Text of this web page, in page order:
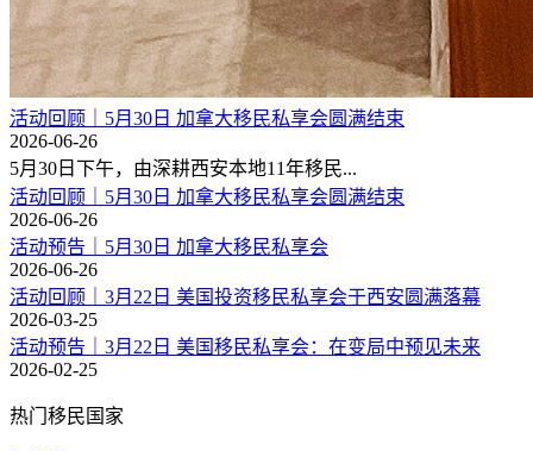
活动回顾｜5月30日 加拿大移民私享会圆满结束
2026-06-26
5月30日下午，由深耕西安本地11年移民...
活动回顾｜5月30日 加拿大移民私享会圆满结束
2026-06-26
活动预告｜5月30日 加拿大移民私享会
2026-06-26
活动回顾｜3月22日 美国投资移民私享会于西安圆满落幕
2026-03-25
活动预告｜3月22日 美国移民私享会：在变局中预见未来
2026-02-25
热门移民国家